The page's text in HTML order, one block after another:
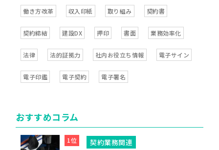
働き方改革 収入印紙 取り組み 契約書
契約締結 建設DX 押印 書面 業務効率化
法律 法的証拠力 社内お役立ち情報 電子サイン
電子印鑑 電子契約 電子署名
おすすめコラム
契約業務関連